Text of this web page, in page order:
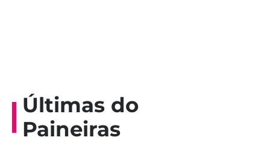
Últimas do
Paineiras